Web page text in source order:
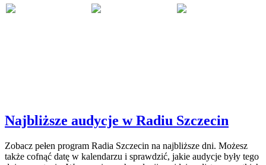
Najbliższe audycje w Radiu Szczecin
Zobacz pełen program Radia Szczecin na najbliższe dni. Możesz
także cofnąć datę w kalendarzu i sprawdzić, jakie audycje były tego